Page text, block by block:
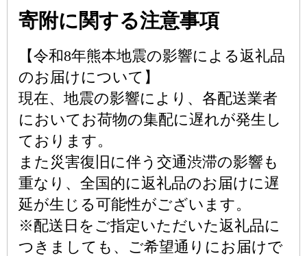
寄附に関する注意事項
【令和8年熊本地震の影響による返礼品
のお届けについて】
現在、地震の影響により、各配送業者
においてお荷物の集配に遅れが発生し
ております。
また災害復旧に伴う交通渋滞の影響も
重なり、全国的に返礼品のお届けに遅
延が生じる可能性がございます。
※配送日をご指定いただいた返礼品に
つきましても、ご希望通りにお届けで